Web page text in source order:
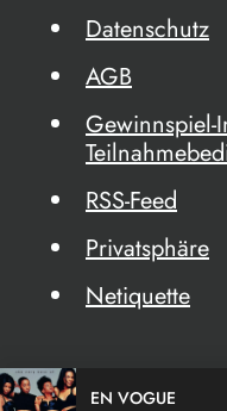
Datenschutz
AGB
RSS-Feed
Privatsphäre
Netiquette
EN VOGUE